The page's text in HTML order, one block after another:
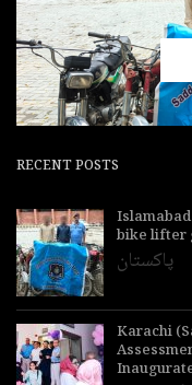
RECENT POSTS
bike lifter
پاکستان
Karachi